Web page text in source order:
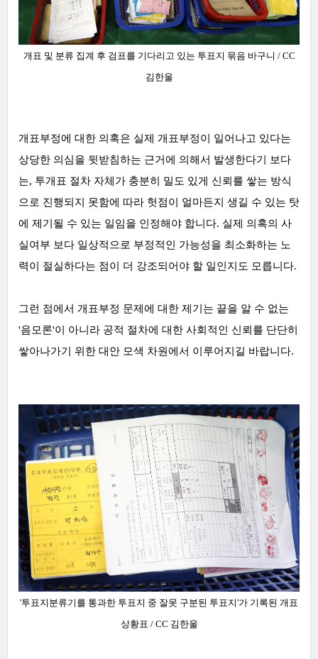
개표 및 분류 집계 후 검표를 기다리고 있는 투표지 묶음 바구니 / CC
김한울
개표부정에 대한 의혹은 실제 개표부정이 일어나고 있다는
상당한 의심을 뒷받침하는 근거에 의해서 발생한다기 보다
는, 투개표 절차 자체가 충분히 밀도 있게 신뢰를 쌓는 방식
으로 진행되지 못함에 따라 헛점이 얼마든지 생길 수 있는 탓
에 제기될 수 있는 일임을 인정해야 합니다. 실제 의혹의 사
실여부 보다 일상적으로 부정적인 가능성을 최소화하는 노
력이 절실하다는 점이 더 강조되어야 할 일인지도 모릅니다.
그런 점에서 개표부정 문제에 대한 제기는 끝을 알 수 없는
'음모론'이 아니라 공적 절차에 대한 사회적인 신뢰를 단단히
쌓아나가기 위한 대안 모색 차원에서 이루어지길 바랍니다.
'투표지분류기를 통과한 투표지 중 잘못 구분된 투표지'가 기록된 개표
상황표 / CC 김한울